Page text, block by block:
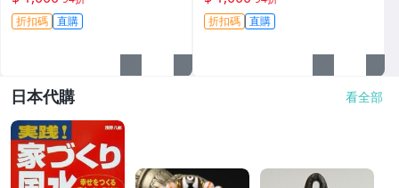
硃砂【德寶齋】406
折扣碼 直購
瑙 硃砂【德寶齋】405
折扣碼 直購
日本代購 看全部